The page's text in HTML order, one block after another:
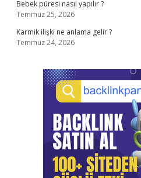
Bebek püresi nasıl yapılır ?
Temmuz 25, 2026
Karmik ilişki ne anlama gelir ?
Temmuz 24, 2026